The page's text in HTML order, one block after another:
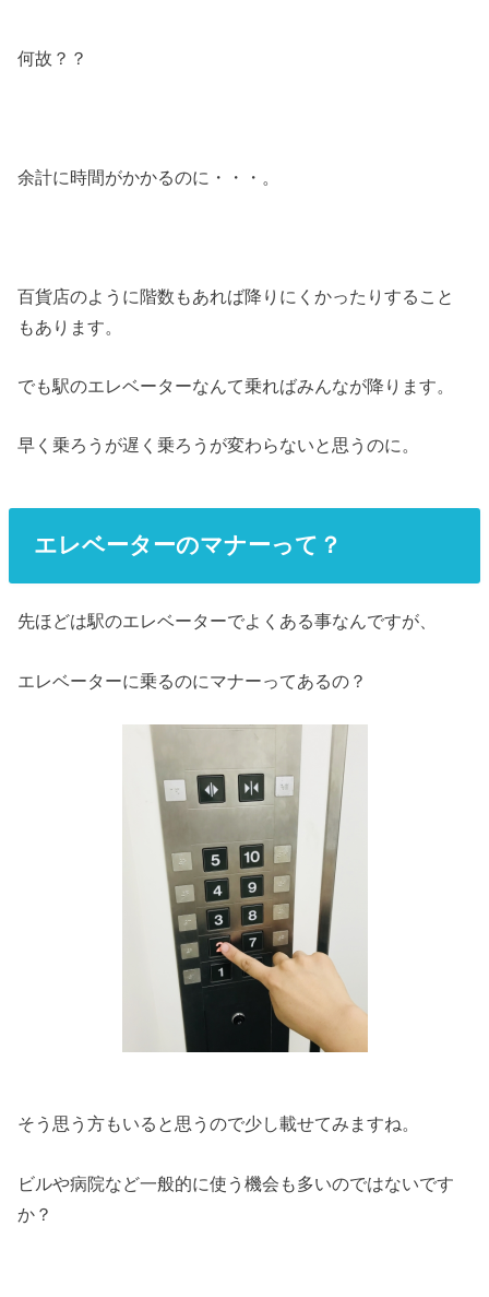
何故？？
余計に時間がかかるのに・・・。
百貨店のように階数もあれば降りにくかったりすること
もあります。
でも駅のエレベーターなんて乗ればみんなが降ります。
早く乗ろうが遅く乗ろうが変わらないと思うのに。
エレベーターのマナーって？
先ほどは駅のエレベーターでよくある事なんですが、
エレベーターに乗るのにマナーってあるの？
そう思う方もいると思うので少し載せてみますね。
ビルや病院など一般的に使う機会も多いのではないです
か？